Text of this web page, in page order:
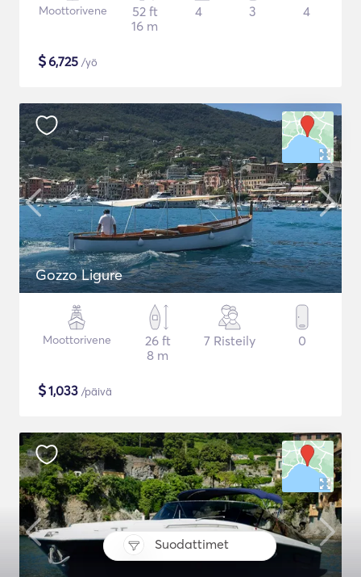
Suodattimet
Moottorivene
52 ft
16 m
4 3 4
$6,725 /yö
Gozzo Ligure
Moottorivene
26 ft
8 m
7 Risteily 0
$1,033 /päivä